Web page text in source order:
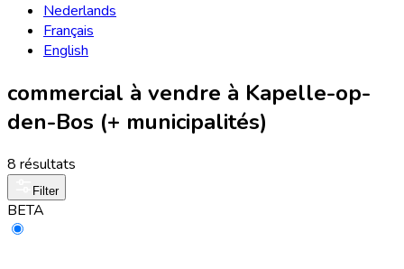
Nederlands
Français
English
commercial à vendre à Kapelle-op-
den-Bos (+ municipalités)
8 résultats
Filter
BETA